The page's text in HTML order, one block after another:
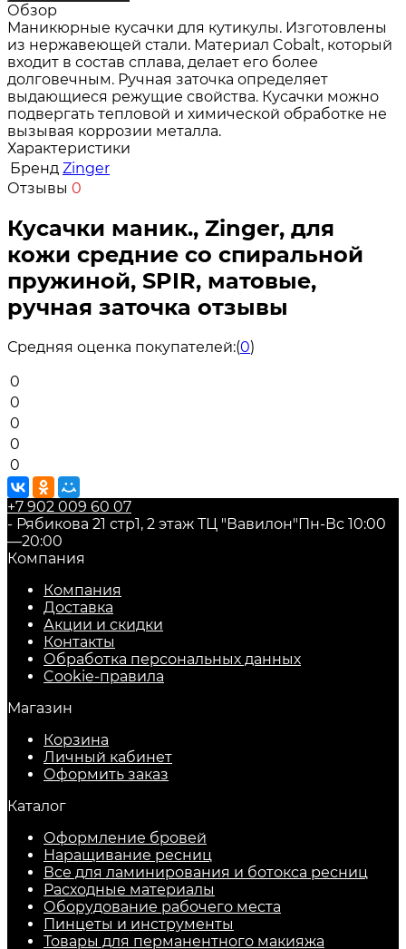
Обзор
Маникюрные кусачки для кутикулы. Изготовлены
из нержавеющей стали. Материал Cobalt, который
входит в состав сплава, делает его более
долговечным. Ручная заточка определяет
выдающиеся режущие свойства. Кусачки можно
подвергать тепловой и химической обработке не
вызывая коррозии металла.
Характеристики
Бренд Zinger
Отзывы 0
Кусачки маник., Zinger, для
кожи средние со спиральной
пружиной, SPIR, матовые,
ручная заточка отзывы
Средняя оценка покупателей:(0)
0
0
0
0
0
+7 902 009 60 07
- Рябикова 21 стр1, 2 этаж ТЦ "Вавилон"Пн-Вс 10:00
—20:00
Компания
Компания
Доставка
Акции и скидки
Контакты
Обработка персональных данных
Cookie-правила
Магазин
Корзина
Личный кабинет
Оформить заказ
Каталог
Оформление бровей
Наращивание ресниц
Все для ламинирования и ботокса ресниц
Расходные материалы
Оборудование рабочего места
Пинцеты и инструменты
Товары для перманентного макияжа